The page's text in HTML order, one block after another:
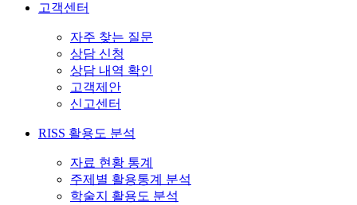
고객센터
자주 찾는 질문
상담 신청
상담 내역 확인
고객제안
신고센터
RISS 활용도 분석
자료 현황 통계
주제별 활용통계 분석
학술지 활용도 분석